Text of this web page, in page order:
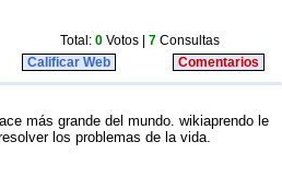
Total: 0 Votos | 7 Consultas
Calificar Web Comentarios
más grande del mundo. wikiaprendo le
los problemas de la vida.